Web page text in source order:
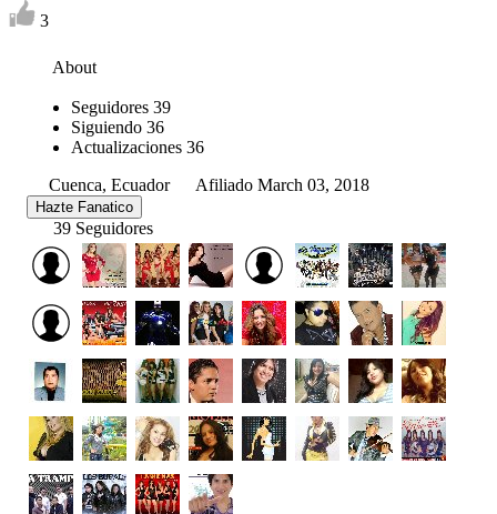
3
About
Seguidores 39
Siguiendo 36
Actualizaciones 36
Cuenca, Ecuador
Afiliado March 03, 2018
Hazte Fanatico
39 Seguidores